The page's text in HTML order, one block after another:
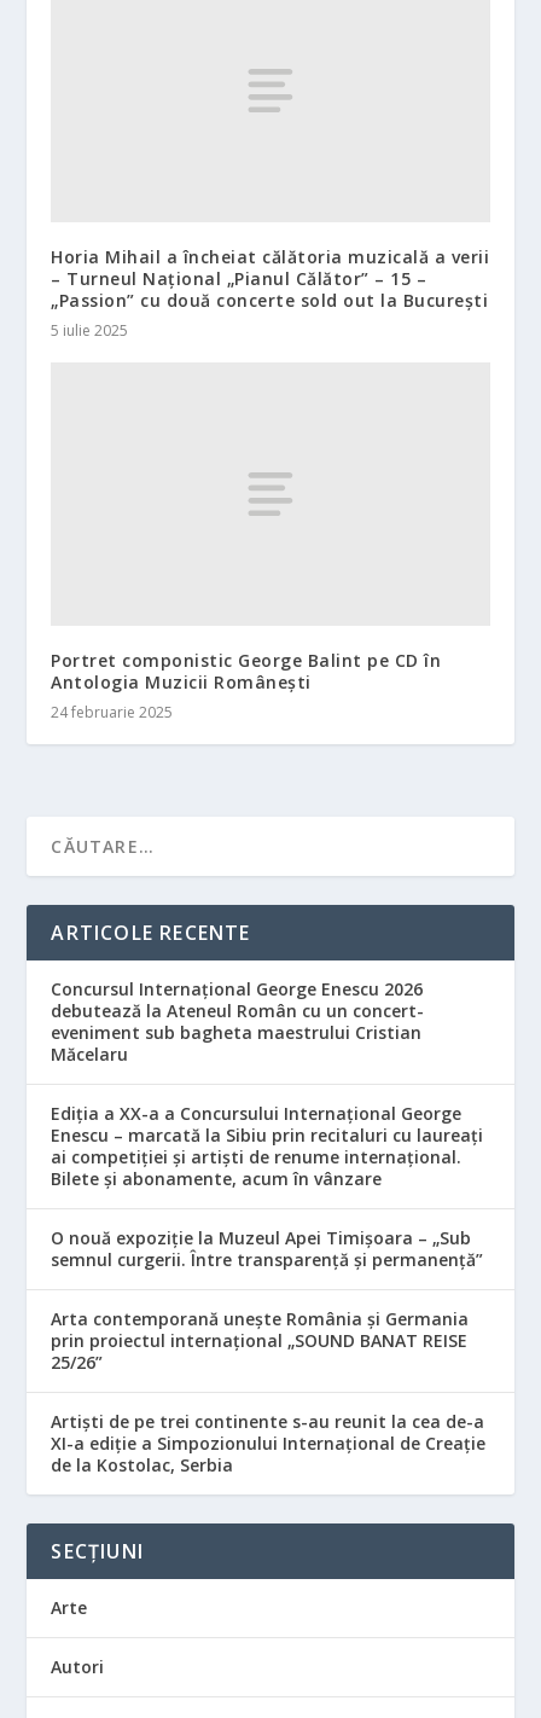
Horia Mihail a încheiat călătoria muzicală a verii
– Turneul Național „Pianul Călător” – 15 –
„Passion” cu două concerte sold out la București
5 iulie 2025
Portret componistic George Balint pe CD în
Antologia Muzicii Românești
24 februarie 2025
ARTICOLE RECENTE
Concursul Internațional George Enescu 2026
debutează la Ateneul Român cu un concert-
eveniment sub bagheta maestrului Cristian
Măcelaru
Ediția a XX-a a Concursului Internațional George
Enescu – marcată la Sibiu prin recitaluri cu laureați
ai competiției și artiști de renume internațional.
Bilete și abonamente, acum în vânzare
O nouă expoziție la Muzeul Apei Timișoara – „Sub
semnul curgerii. Între transparență și permanență”
Arta contemporană unește România și Germania
prin proiectul internațional „SOUND BANAT REISE
25/26”
Artiști de pe trei continente s-au reunit la cea de-a
XI-a ediție a Simpozionului Internațional de Creație
de la Kostolac, Serbia
SECȚIUNI
Arte
Autori